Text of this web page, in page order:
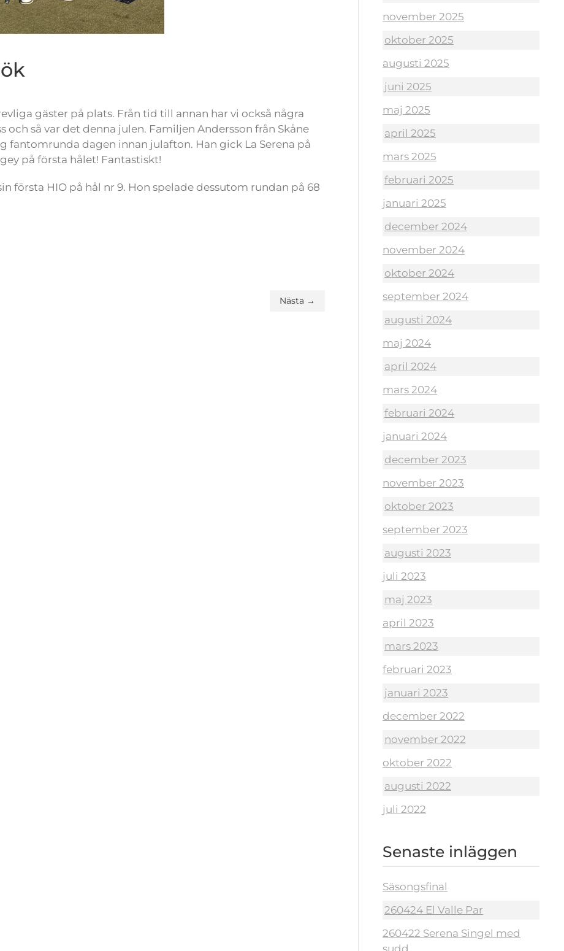
gäster på plats. Från tid till annan har vi också några
så var det denna julen. Familjen Andersson från Skåne
fantomrunda dagen innan julafton. Han gick La Serena på
på första hålet! Fantastiskt!
första HIO på hål nr 9. Hon spelade dessutom rundan på 68
Nästa →
november 2025
oktober 2025
augusti 2025
juni 2025
maj 2025
april 2025
mars 2025
februari 2025
januari 2025
december 2024
november 2024
oktober 2024
september 2024
augusti 2024
maj 2024
april 2024
mars 2024
februari 2024
januari 2024
december 2023
november 2023
oktober 2023
september 2023
augusti 2023
juli 2023
maj 2023
april 2023
mars 2023
februari 2023
januari 2023
december 2022
november 2022
oktober 2022
augusti 2022
juli 2022
Senaste inläggen
Säsongsfinal
260424 El Valle Par
260422 Serena Singel med
sudd